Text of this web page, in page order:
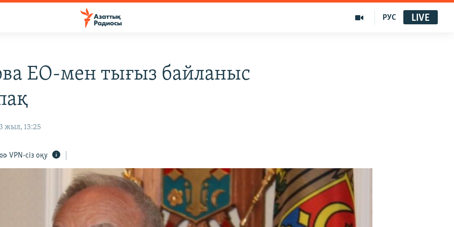
РУС LIVE
ЕО-мен тығыз байланыс
жыл, 13:25
VPN-сіз оқу